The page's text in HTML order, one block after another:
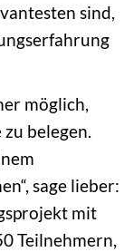
sind,
möglich,
belegen.
sage lieber:
mit
Teilnehmern,